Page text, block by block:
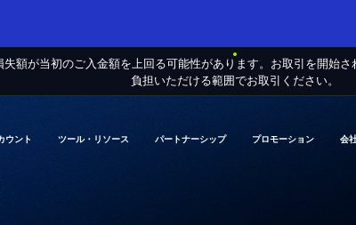
額が当初のご入金額を上回る可能性があります。お取引を開始
負担いただける範囲でお取引ください。
ウント ツール・リソース パートナーシップ プロモーション 会